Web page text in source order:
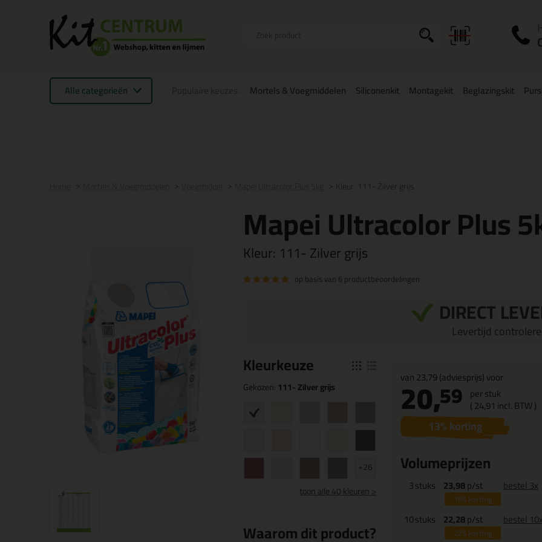
Alle categorieën Mortels & Voegmiddelen Siliconenkit Montagekit Beglazingskit
Kleur: 111- Zilver grijs
Mapei Ultracolor Plus
Kleur: 111- Zilver grijs
op basis van 6 productbeoordelingen
DIRECT
Levertijd
Kleurkeuze
Gekozen: 111- Zilver grijs
+26
toonalle 40 kleuren >
Waarom dit product?
van23,79(adviesprijs) voor
20,59 per stuk
(24,91 incl. BTW )
13% korting
Volumeprijzen
3stuks 23,98p/st
16%korting
bestel 3x
10stuks 22,28p/st
22%korting
bestel